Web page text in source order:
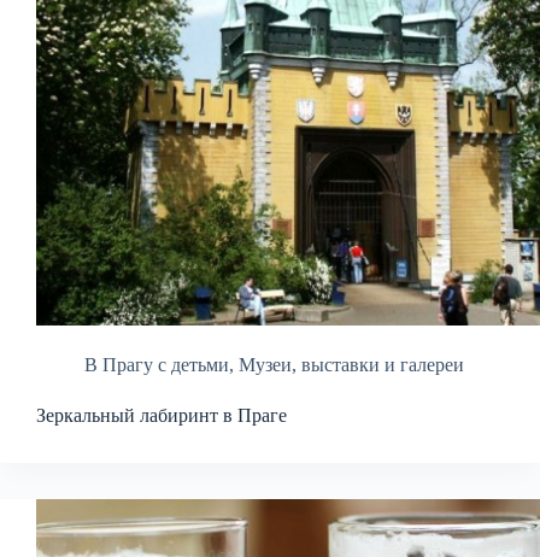
В Прагу с детьми, Музеи, выставки и галереи
Зеркальный лабиринт в Праге